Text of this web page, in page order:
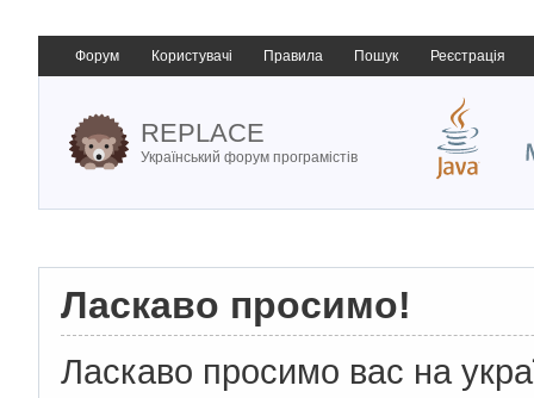
Форум Користувачі Правила Пошук Реєстрація
REPLACE
Український форум програмістів
Ласкаво просимо!
Ласкаво просимо вас на